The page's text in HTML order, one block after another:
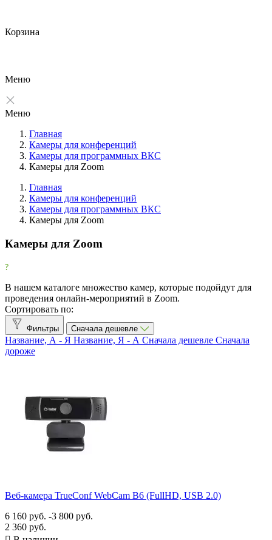
Корзина
Меню
Меню
Главная
Камеры для конференций
Камеры для программных ВКС
Камеры для Zoom
Фильтры
Фильтр
Рекомендованные бренды
clevermic BKR 0
Клевермик 12
Accutone
Avaya 2
Aver
AVerMedia
Biamp 2
CleverMic 12
eMeet 11
Grandstream
Huddly
Главная
Камеры для конференций
Камеры для программных ВКС
Камеры для Zoom
Камеры для Zoom
В нашем каталоге множество камер, которые подойдут для
проведения онлайн-мероприятий в Zoom.
Сортировать по:
Фильтры Сначала дешевле
Название, А - Я Название, Я - А Сначала дешевле Сначала
дороже
Веб-камера TrueConf WebCam B6 (FullHD, USB 2.0)
6 160 руб. -3 800 руб.
2 360 руб.